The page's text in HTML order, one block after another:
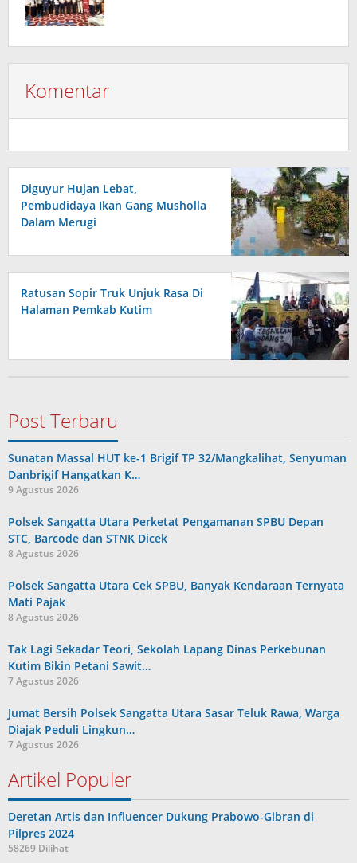
Komentar
Diguyur Hujan Lebat,
Pembudidaya Ikan Gang Musholla
Dalam Merugi
Ratusan Sopir Truk Unjuk Rasa Di
Halaman Pemkab Kutim
Post Terbaru
Sunatan Massal HUT ke-1 Brigif TP 32/Mangkalihat, Senyuman
Danbrigif Hangatkan K…
9 Agustus 2026
Polsek Sangatta Utara Perketat Pengamanan SPBU Depan
STC, Barcode dan STNK Dicek
8 Agustus 2026
Polsek Sangatta Utara Cek SPBU, Banyak Kendaraan Ternyata
Mati Pajak
8 Agustus 2026
Tak Lagi Sekadar Teori, Sekolah Lapang Dinas Perkebunan
Kutim Bikin Petani Sawit…
7 Agustus 2026
Jumat Bersih Polsek Sangatta Utara Sasar Teluk Rawa, Warga
Diajak Peduli Lingkun…
7 Agustus 2026
Artikel Populer
Deretan Artis dan Influencer Dukung Prabowo-Gibran di
Pilpres 2024
58269 Dilihat